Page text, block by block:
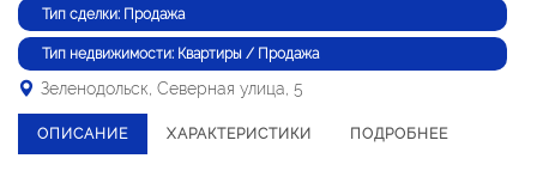
Тип сделки: Продажа
Тип недвижимости: Квартиры / Продажа
Зеленодольск, Северная улица, 5
ОПИСАНИЕ ХАРАКТЕРИСТИКИ ПОДРОБНЕЕ